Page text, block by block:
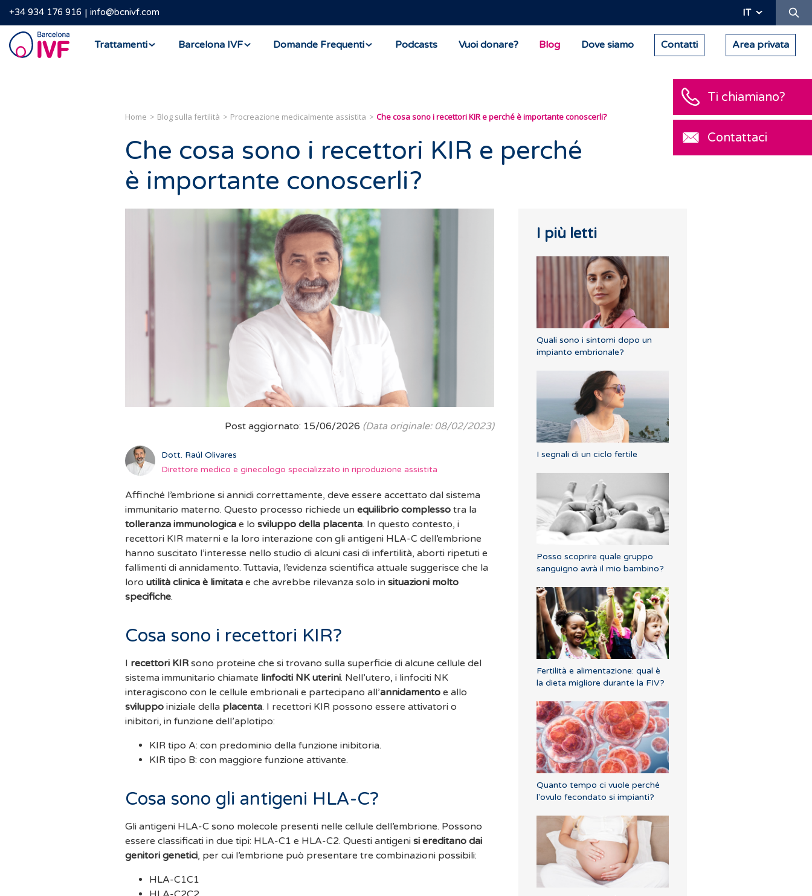
+34 934 176 916 info@bcnivf.com IT
Barcelona
IVF
Trattamenti Barcelona IVF Domande Frequenti Podcasts Vuoi donare? Blog Dove siamo Contatti Area privata
Home Blog sulla fertilità Procreazione medicalmente assistita Che cosa sono i recettori KIR e perché è importante conoscerli?
Che cosa sono i recettori KIR e perché
è importante conoscerli?
Post aggiornato: 15/06/2026 (Data originale: 08/02/2023)
Dott. Raúl Olivares
Direttore medico e ginecologo specializzato in riproduzione assistita
Affinché l’embrione si annidi correttamente, deve essere accettato dal sistema
immunitario materno. Questo processo richiede un equilibrio complesso tra la
tolleranza immunologica e lo sviluppo della placenta. In questo contesto, i
recettori KIR materni e la loro interazione con gli antigeni HLA-C dell’embrione
hanno suscitato l’interesse nello studio di alcuni casi di infertilità, aborti ripetuti e
fallimenti di annidamento. Tuttavia, l’evidenza scientifica attuale suggerisce che la
loro utilità clinica è limitata e che avrebbe rilevanza solo in situazioni molto
specifiche.
Cosa sono i recettori KIR?
I recettori KIR sono proteine che si trovano sulla superficie di alcune cellule del
sistema immunitario chiamate linfociti NK uterini. Nell’utero, i linfociti NK
interagiscono con le cellule embrionali e partecipano all’annidamento e allo
sviluppo iniziale della placenta. I recettori KIR possono essere attivatori o
inibitori, in funzione dell’aplotipo:
KIR tipo A: con predominio della funzione inibitoria.
KIR tipo B: con maggiore funzione attivante.
Cosa sono gli antigeni HLA-C?
Gli antigeni HLA-C sono molecole presenti nelle cellule dell’embrione. Possono
essere classificati in due tipi: HLA-C1 e HLA-C2. Questi antigeni si ereditano dai
genitori genetici, per cui l’embrione può presentare tre combinazioni possibili:
HLA-C1C1
I più letti
Quali sono i sintomi dopo un
impianto embrionale?
I segnali di un ciclo fertile
Posso scoprire quale gruppo
sanguigno avrà il mio bambino?
Fertilità e alimentazione: qual è
la dieta migliore durante la FIV?
Quanto tempo ci vuole perché
l'ovulo fecondato si impianti?
Ti chiamiano?
Contattaci